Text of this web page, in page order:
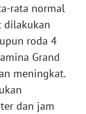
rata normal
dilakukan
roda 4
Grand
meningkat.
dan jam